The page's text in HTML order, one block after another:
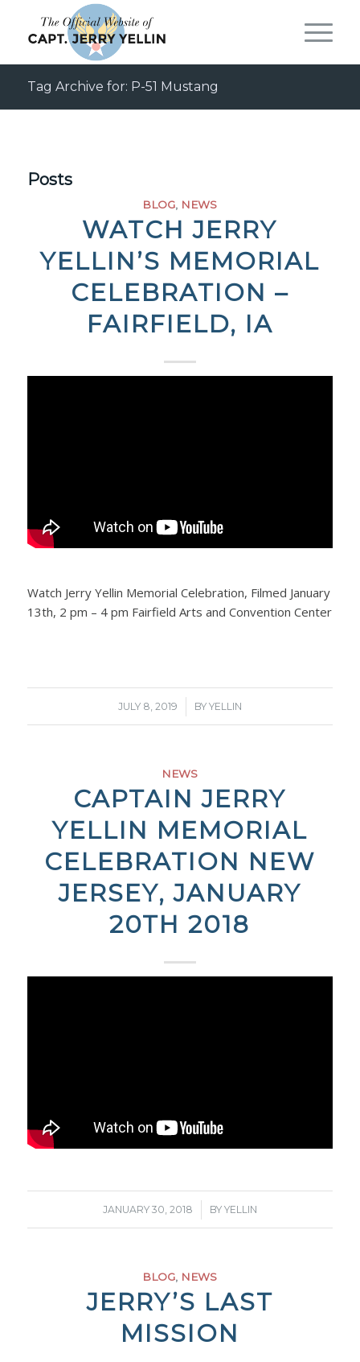
Tag Archive for: P-51 Mustang
Posts
BLOG, NEWS
WATCH JERRY
YELLIN’S MEMORIAL
CELEBRATION –
FAIRFIELD, IA
Watch Jerry Yellin Memorial Celebration, Filmed January
13th, 2 pm – 4 pm Fairfield Arts and Convention Center
JULY 8, 2019
/ BY YELLIN
NEWS
CAPTAIN JERRY
YELLIN MEMORIAL
CELEBRATION NEW
JERSEY, JANUARY
20TH 2018
JANUARY 30, 2018
/ BY YELLIN
BLOG, NEWS
JERRY’S LAST
MISSION